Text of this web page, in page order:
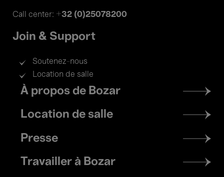
Call center: +32 (0)25078200
Join & Support
Soutenez-nous
Location de salle
Footer
menu
À propos de Bozar
Location de salle
Presse
Travailler à Bozar